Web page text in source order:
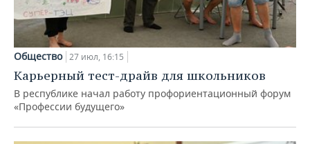
Общество 27 июл, 16:15
Карьерный тест-драйв для школьников
В республике начал работу профориентационный форум
«Профессии будущего»